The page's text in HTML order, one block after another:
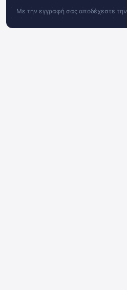
Με την εγγραφή σας αποδέχεστε την